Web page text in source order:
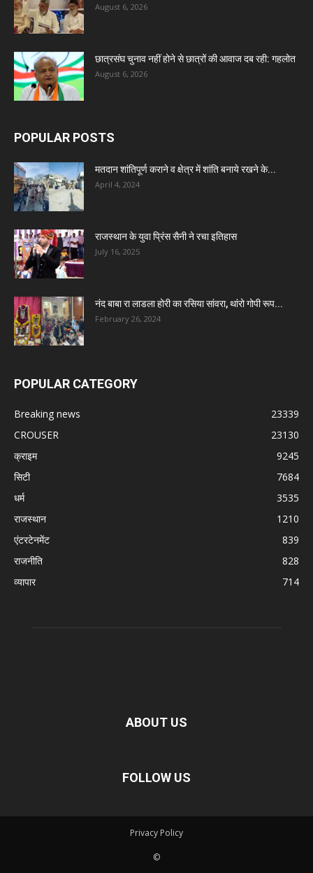
August 6, 2026
छात्रसंघ चुनाव नहीं होने से छात्रों की आवाज दब रही: गहलोत
August 6, 2026
POPULAR POSTS
मतदान शांतिपूर्ण कराने व क्षेत्र में शांति बनाये रखने के...
April 4, 2024
राजस्थान के युवा प्रिंस सैनी ने रचा इतिहास
July 16, 2025
नंद बाबा रा लाडला होरी का रसिया सांवरा, थांरो गोपी रूप...
February 26, 2024
POPULAR CATEGORY
Breaking news
23339
CROUSER
23130
क्राइम
9245
सिटी
7684
धर्म
3535
राजस्थान
1210
एंटरटेनमेंट
839
राजनीति
828
व्यापार
714
ABOUT US
FOLLOW US
Privacy Policy
©